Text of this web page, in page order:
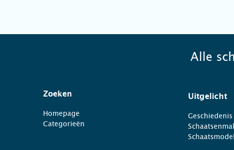
Alle
Zoeken
Homepage
Categorieën
Uitgelicht
Geschiedenis